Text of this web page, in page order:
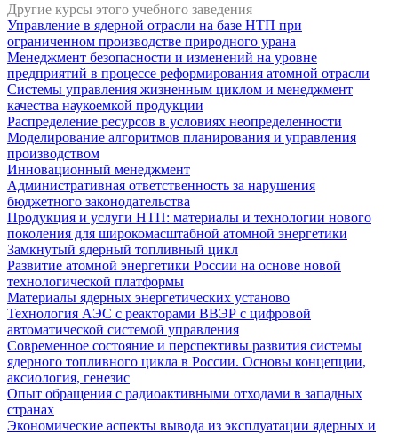
Другие курсы этого учебного заведения
Управление в ядерной отрасли на базе НТП при
ограниченном производстве природного урана
Менеджмент безопасности и изменений на уровне
предприятий в процессе реформирования атомной отрасли
Системы управления жизненным циклом и менеджмент
качества наукоемкой продукции
Распределение ресурсов в условиях неопределенности
Моделирование алгоритмов планирования и управления
производством
Инновационный менеджмент
Административная ответственность за нарушения
бюджетного законодательства
Продукция и услуги НТП: материалы и технологии нового
поколения для широкомасштабной атомной энергетики
Замкнутый ядерный топливный цикл
Развитие атомной энергетики России на основе новой
технологической платформы
Материалы ядерных энергетических установо
Технология АЭС с реакторами ВВЭР с цифровой
автоматической системой управления
Современное состояние и перспективы развития системы
ядерного топливного цикла в России. Основы концепции,
аксиология, генезис
Опыт обращения с радиоактивными отходами в западных
странах
Экономические аспекты вывода из эксплуатации ядерных и